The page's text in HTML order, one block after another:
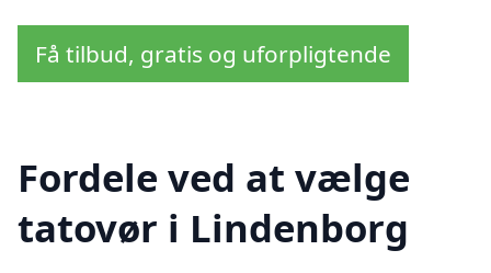
Få tilbud, gratis og uforpligtende
Fordele ved at vælge
tatovør i Lindenborg